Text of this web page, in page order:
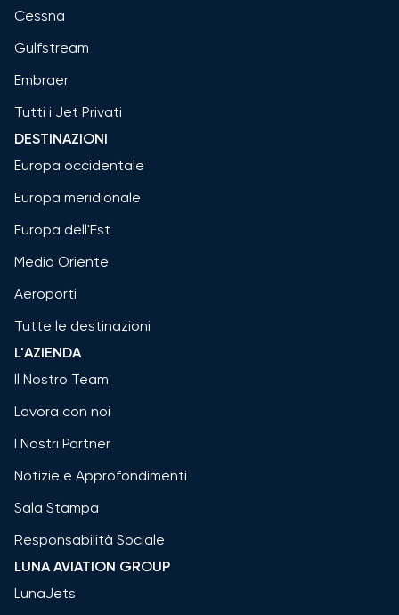
Cessna
Gulfstream
Embraer
Tutti i Jet Privati
DESTINAZIONI
Europa occidentale
Europa meridionale
Europa dell'Est
Medio Oriente
Aeroporti
Tutte le destinazioni
L'AZIENDA
Il Nostro Team
Lavora con noi
I Nostri Partner
Notizie e Approfondimenti
Sala Stampa
Responsabilità Sociale
LUNA AVIATION GROUP
LunaJets